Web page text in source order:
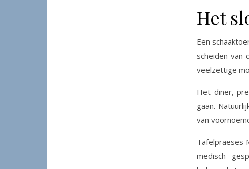
Het
Een
scheiden van
veelzettige
Het diner,
gaan.
van
Tafelpraeses
medisch